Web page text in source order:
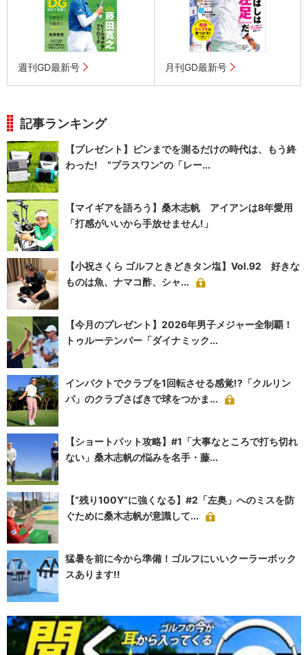
週刊GD最新号 月刊GD最新号
記事ランキング
【プレゼント】ピンまでを測るだけの時代は、もう終
わった! “プラスワン”の「レー...
【マイギアを語ろう】桑木志帆 アイアンは8年愛用
「打感がいいから手放せません!」
【小祝さくら ゴルフときどきタン塩】Vol.92 好きな
ものは魚、ナマコ酢、シャ...
【今月のプレゼント】2026年男子メジャー全制覇！
トゥルーテンパー「ダイナミック...
インパクトでクラブを1回転させる感覚!?「クルリン
パ」のクラブさばきで球をつかま...
【ショートパット攻略】#1「大事なところで打ち切れ
ない」桑木志帆の悩みを名手・藤...
【“残り100Y”に強くなる】#2「左奥」へのミスを防
ぐために桑木志帆が意識して...
猛暑を前に今から準備！ゴルフにいいクーラーボック
スあります!!